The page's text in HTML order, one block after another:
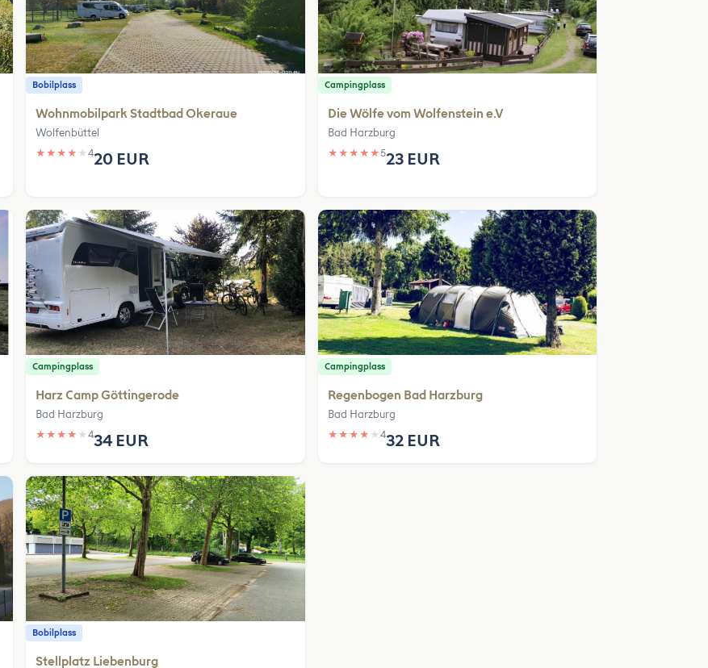
Bobilplass
Wohnmobilpark Stadtbad Okeraue
Wolfenbüttel
★ ★ ★ ★ ★420 EUR
Campingplass
Die Wölfe vom Wolfenstein e.V
Bad Harzburg
★ ★ ★ ★ ★523 EUR
Campingplass
Harz Camp Göttingerode
Bad Harzburg
★ ★ ★ ★ ★434 EUR
Campingplass
Regenbogen Bad Harzburg
Bad Harzburg
★ ★ ★ ★ ★ 432 EUR
Bobilplass
Stellplatz Liebenburg